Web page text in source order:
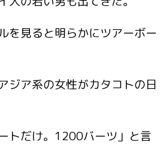
を見ると明らかにツアーボー
ジア系の女性がカタコトの日
トだけ。1200バーツ」と言